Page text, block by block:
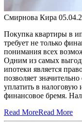
Смирнова Кира
Покупка квартиры в
требует не только
понимания всех
Одним из самых
ипотеки является
позволяет
уплатить в
финансовое бремя.
Read MoreRead More